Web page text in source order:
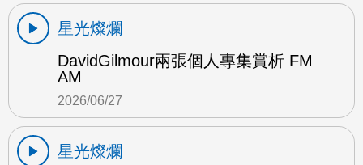
星光燦爛
DavidGilmour兩張個人專集賞析 FM
AM
2026/06/27
星光燦爛